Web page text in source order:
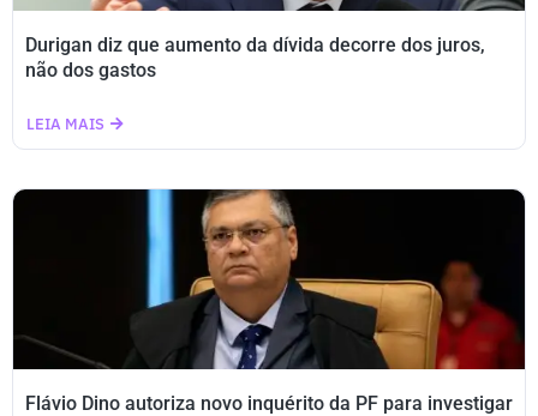
Durigan diz que aumento da dívida decorre dos juros,
não dos gastos
LEIA MAIS
Flávio Dino autoriza novo inquérito da PF para investigar